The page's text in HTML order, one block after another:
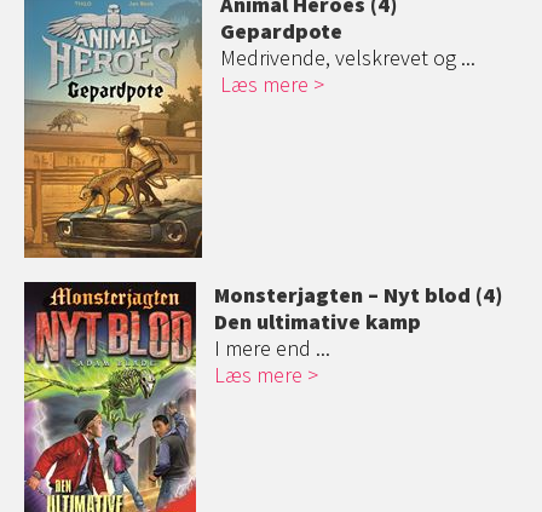
Gepardpote
Medrivende, velskrevet og ...
Læs mere
Monsterjagten – Nyt blod (4)
Den ultimative kamp
I mere end ...
Læs mere